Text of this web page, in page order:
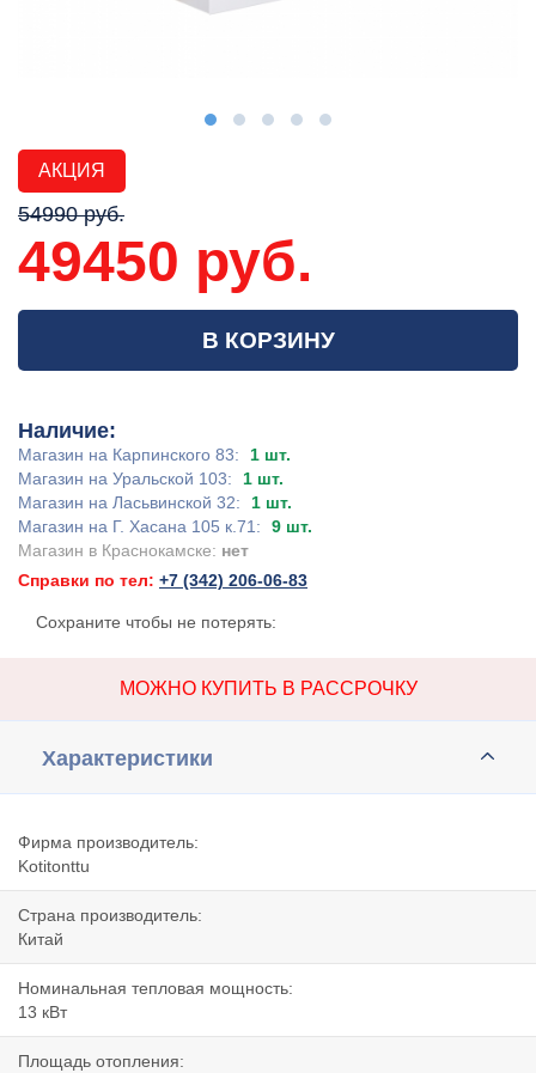
АКЦИЯ
54990 руб.
49450 руб.
В КОРЗИНУ
Наличие:
Магазин на Карпинского 83:
1 шт.
Магазин на Уральской 103:
1 шт.
Магазин на Ласьвинской 32:
1 шт.
Магазин на Г. Хасана 105 к.71:
9 шт.
Магазин в Краснокамске: нет
Справки по тел: +7 (342) 206-06-83
Сохраните чтобы не потерять:
МОЖНО КУПИТЬ В РАССРОЧКУ
Характеристики
Фирма производитель:
Kotitonttu
Страна производитель:
Китай
Номинальная тепловая мощность:
13 кВт
Площадь отопления: